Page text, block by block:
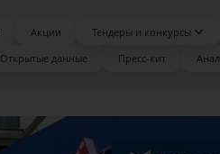
Акции
Тендеры и конкурсы
Открытые данные Пресс-кит